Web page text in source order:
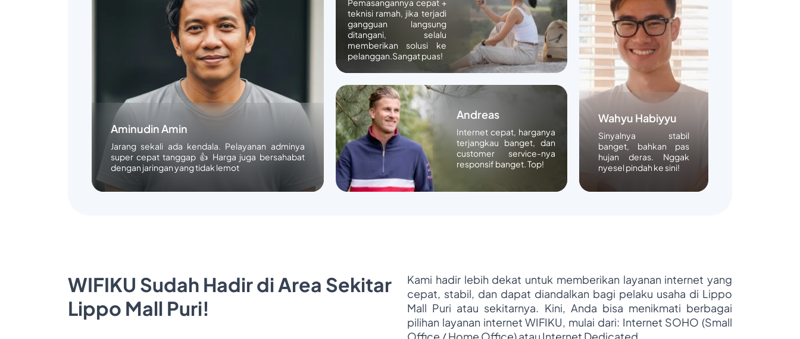
Aminudin Amin
Jarang sekali ada kendala. Pelayanan adminya
super cepat tanggap 👍 Harga juga bersahabat
dengan jaringan yang tidak lemot
Pemasangannya cepat +
teknisi ramah, jika terjadi
gangguan langsung
ditangani, selalu
memberikan solusi ke
pelanggan.Sangat puas!
Wahyu Habiyyu
Sinyalnya stabil
banget, bahkan pas
hujan deras. Nggak
nyesel pindah ke sini!
Andreas
Internet cepat, harganya
terjangkau banget, dan
customer service-nya
responsif banget. Top!
WIFIKU Sudah Hadir di Area Sekitar
Lippo Mall Puri!
Kami hadir lebih dekat untuk memberikan layanan internet yang
cepat, stabil, dan dapat diandalkan bagi pelaku usaha di Lippo
Mall Puri atau sekitarnya. Kini, Anda bisa menikmati berbagai
pilihan layanan internet WIFIKU, mulai dari: Internet SOHO (Small